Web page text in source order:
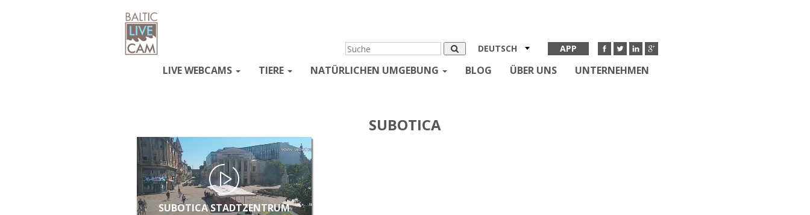
APP
DEUTSCH
LIVE WEBCAMS TIERE NATÜRLICHEN UMGEBUNG BLOG ÜBER UNS UNTERNEHMEN
SUBOTICA
SUBOTICA STADTZENTRUM